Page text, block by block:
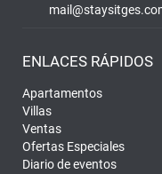
ENLACES RÁPIDOS
Apartamentos
Villas
Ventas
Ofertas Especiales
Diario de eventos